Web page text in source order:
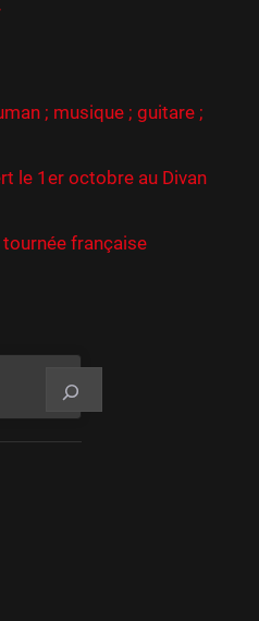
; musique ; guitare ;
le 1er octobre au Divan
française